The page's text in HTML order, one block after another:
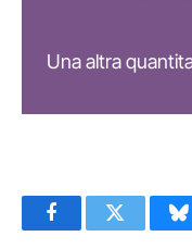
Una altra
FacebookTwitter